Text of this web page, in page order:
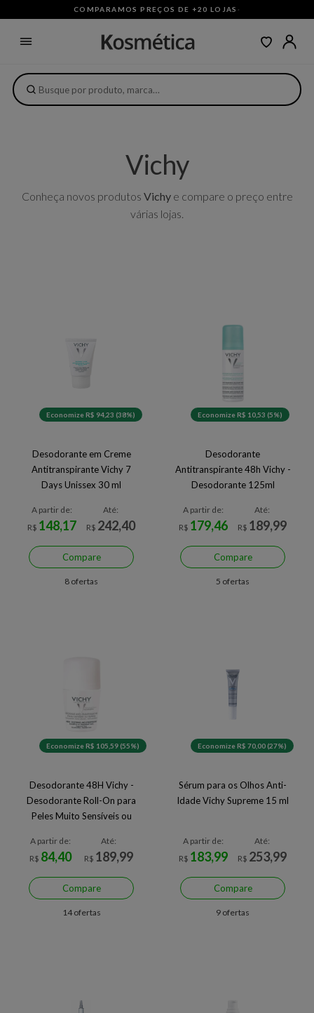
COMPARAMOS PREÇOS DE +20 LOJAS ·
Vichy
Conheça novos produtos Vichye compare o preço entre
várias lojas.
Economize R$ 94,23 (38%)
Desodorante em Creme
Antitranspirante Vichy 7
Days Unissex 30 ml
A partir de:
R$ 148,17
Até:
R$ 242,40
Compare
8 ofertas
Economize R$ 10,53 (5%)
Desodorante
Antitranspirante 48h Vichy -
Desodorante 125ml
A partir de:
R$ 179,46
Até:
R$ 189,99
Compare
5 ofertas
Economize R$ 105,59 (55%)
Desodorante 48H Vichy -
Desodorante Roll-On para
Peles Muito Sensíveis ou
A partir de:
R$ 84,40
Até:
R$ 189,99
Compare
14 ofertas
Economize R$ 70,00 (27%)
Sérum para os Olhos Anti-
Idade Vichy Supreme 15 ml
A partir de:
R$ 183,99
Até:
R$ 253,99
Compare
9 ofertas